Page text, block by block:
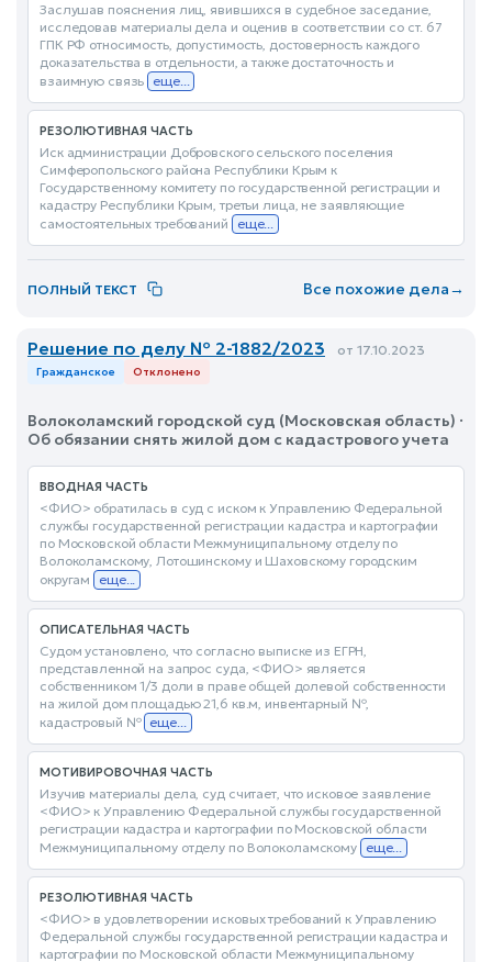
Заслушав пояснения лиц, явившихся в судебное заседание,
исследовав материалы дела и оценив в соответствии со ст. 67
ГПК РФ относимость, допустимость, достоверность каждого
доказательства в отдельности, а также достаточность и
взаимную связь еще...
РЕЗОЛЮТИВНАЯ ЧАСТЬ
Иск администрации Добровского сельского поселения
Симферопольского района Республики Крым к
Государственному комитету по государственной регистрации и
кадастру Республики Крым, третьи лица, не заявляющие
самостоятельных требований
еще...
ПОЛНЫЙ ТЕКСТ Все похожие дела→
Решение по делу № 2-1882/2023 от 17.10.2023
Гражданское Отклонено
Волоколамский городской суд (Московская область) ·
Об обязании снять жилой дом с кадастрового учета
ВВОДНАЯ ЧАСТЬ
<ФИО> обратилась в суд с иском к Управлению Федеральной
службы государственной регистрации кадастра и картографии
по Московской области Межмуниципальному отделу по
Волоколамскому, Лотошинскому и Шаховскому городским
округам еще...
ОПИСАТЕЛЬНАЯ ЧАСТЬ
Судом установлено, что согласно выписке из ЕГРН,
представленной на запрос суда, <ФИО> является
собственником 1/3 доли в праве общей долевой собственности
на жилой дом площадью 21,6 кв.м, инвентарный №,
кадастровый № еще...
МОТИВИРОВОЧНАЯ ЧАСТЬ
Изучив материалы дела, суд считает, что исковое заявление
<ФИО> к Управлению Федеральной службы государственной
регистрации кадастра и картографии по Московской области
Межмуниципальному отделу по Волоколамскому еще...
РЕЗОЛЮТИВНАЯ ЧАСТЬ
<ФИО> в удовлетворении исковых требований к Управлению
Федеральной службы государственной регистрации кадастра и
картографии по Московской области Межмуниципальному